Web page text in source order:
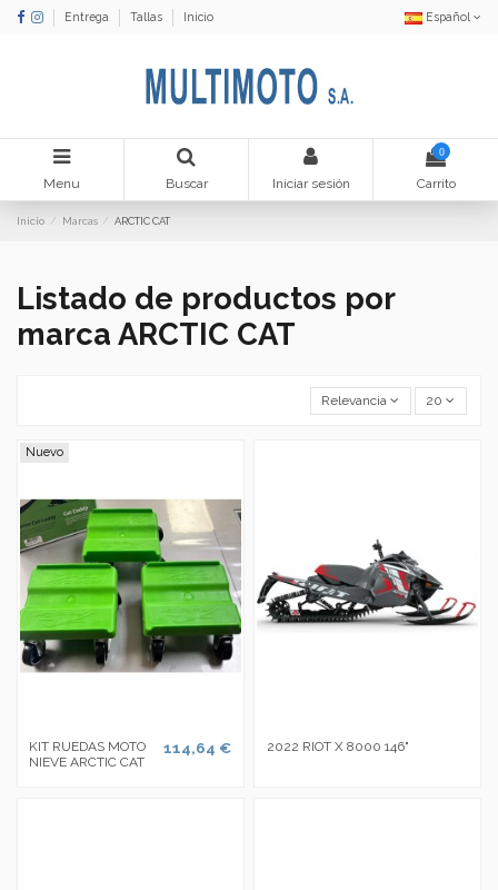
Entrega Tallas Inicio Español
Menu Buscar Iniciar sesión
0
Carrito
Inicio Marcas ARCTIC CAT
Listado de productos por
marca ARCTIC CAT
Relevancia 20
Nuevo
KIT RUEDAS MOTO
NIEVE ARCTIC CAT
114,64 € 2022 RIOT X 8000 146"